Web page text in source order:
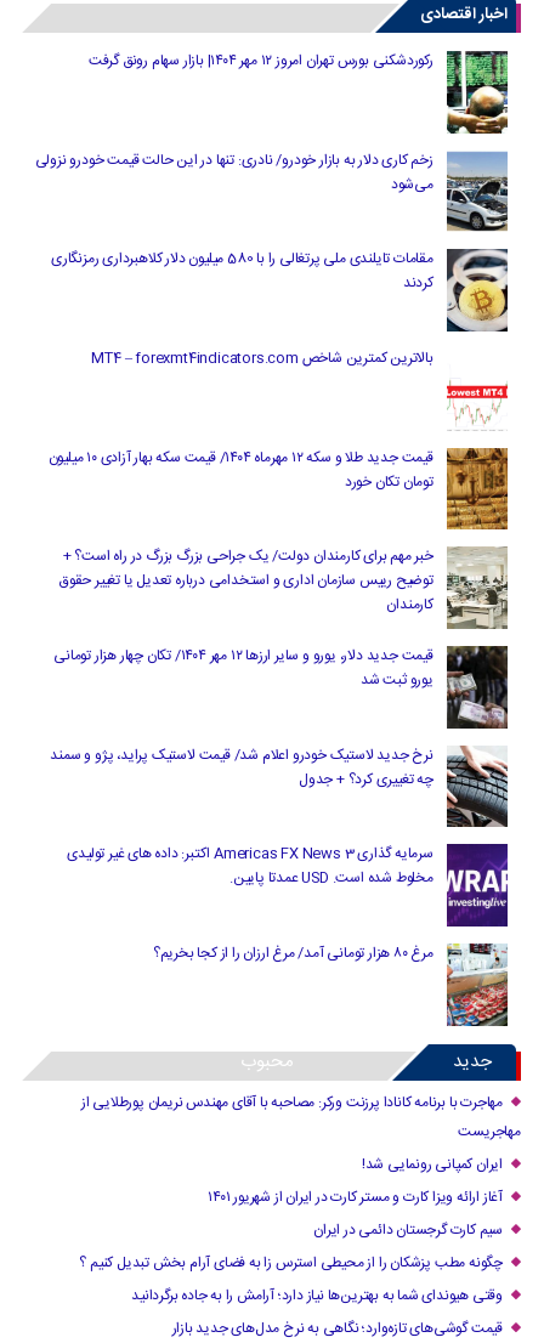
اخبار اقتصادی
رکوردشکنی بورس تهران امروز ۱۲ مهر ۱۴۰۴| بازار سهام رونق گرفت
زخم کاری دلار به بازار خودرو/ نادری: تنها در این حالت قیمت خودرو نزولی
می‌شود
مقامات تایلندی ملی پرتغالی را با 580 میلیون دلار کلاهبرداری رمزنگاری
کردند
بالاترین کمترین شاخص MT4 – forexmt4indicators.com
قیمت جدید طلا و سکه ۱۲ مهرماه ۱۴۰۴/ قیمت سکه بهار آزادی ۱۰ میلیون
تومان تکان خورد
خبر مهم برای کارمندان دولت/ یک جراحی بزرگ بزرگ در راه است؟ +
توضیح رییس سازمان اداری و استخدامی درباره تعدیل یا تغییر حقوق
کارمندان
قیمت جدید دلار، یورو و سایر ارزها ۱۲ مهر ۱۴۰۴/ تکان چهار هزار تومانی
یورو ثبت شد
نرخ جدید لاستیک خودرو اعلام شد/ قیمت لاستیک پراید، پژو و سمند
چه تغییری کرد؟ + جدول
سرمایه گذاری Americas FX News 3 اکتبر: داده های غیر تولیدی
مخلوط شده است. USD عمدتا پایین.
مرغ ۸۰ هزار تومانی آمد/ مرغ ارزان را از کجا بخریم؟
جدید محبوب
مهاجرت با برنامه کانادا پرزنت ورکر: مصاحبه با آقای مهندس نریمان پورطلایی از
مهاجریست
ایران کمپانی رونمایی شد!
آغاز ارائه ویزا کارت و مستر کارت در ایران از شهریور ۱۴۰۱
سیم کارت گرجستان دائمی در ایران
چگونه مطب پزشکان را از محیطی استرس زا به فضای آرام بخش تبدیل کنیم ؟
وقتی هیوندای شما به بهترین‌ها نیاز دارد؛ آرامش را به جاده برگردانید
قیمت گوشی‌های تازه‌وارد؛ نگاهی به نرخ مدل‌های جدید بازار